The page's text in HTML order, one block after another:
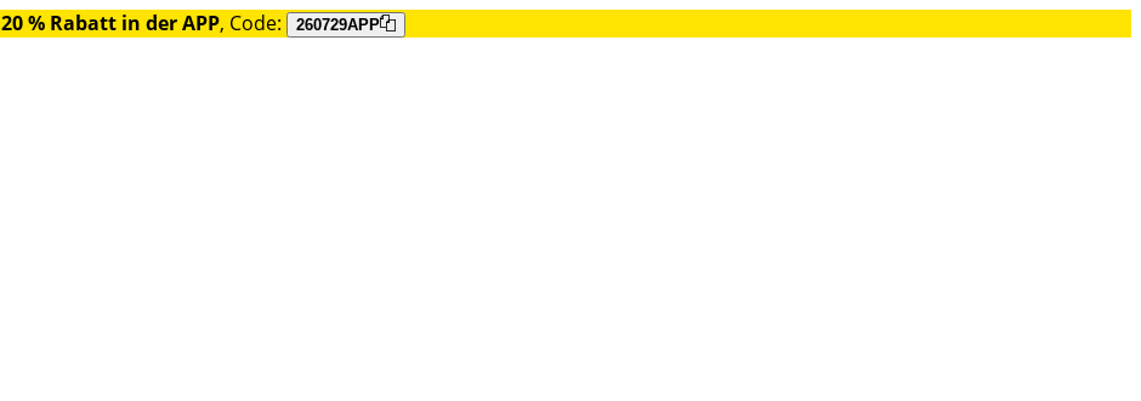
20 % Rabatt in der APP, Code: 260729APP